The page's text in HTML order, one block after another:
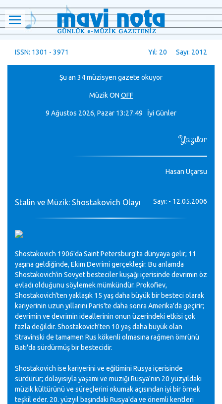
ISSN: 1301 - 3971 Yıl: 20 Sayı: 2012
Şu an 34 müzisyen gazete okuyor
MüzikON OFF
9 Ağustos 2026, Pazar 13:27:49 İyi Günler
Yazılar
Hasan Uçarsu
Stalin ve Müzik: Shostakovich Olayı Sayı: - 12.05.2006
Shostakovich 1906'da Saint Petersburg'ta dünyaya gelir; 11
yaşına geldiğinde, Ekim Devrimi gerçekleşir. Bu anlamda
Shostakovich'in Sovyet besteciler kuşağı içerisinde devrimin öz
evladı olduğunu söylemek mümkündür. Prokofiev,
Shostakovich'ten yaklaşık 15 yaş daha büyük bir besteci olarak
kariyerinin uzun yıllarını Paris'te daha sonra Amerika'da geçirir;
devrimin ve devrimin ideallerinin onun üzerindeki etkisi çok
fazla değildir. Shostakovich'ten 10 yaş daha büyük olan
Stravinski de tamamen Rus kökenli olmasına rağmen ömrünü
Batı'da sürdürmüş bir bestecidir.
Shostakovich ise kariyerini ve eğitimini Rusya içerisinde
sürdürür; dolayısıyla yaşamı ve müziği Rusya'nın 20 yüzyıldaki
müzik kültürünü ve süreçlerini okumak açısından iyi bir örnek
teşkil eder. 20. yüzyıl başındaki Rusya'da ve önemli kentleri